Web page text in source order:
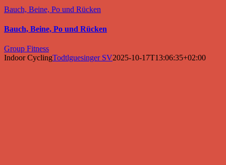
Bauch, Beine, Po und Rücken
Bauch, Beine, Po und Rücken
Group Fitness
Indoor CyclingTodtlguesinger SV2025-10-17T13:06:35+02:00